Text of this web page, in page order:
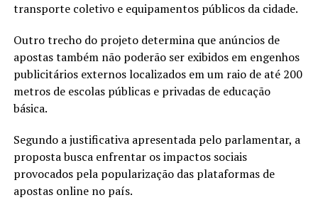
transporte coletivo e equipamentos públicos da cidade.
Outro trecho do projeto determina que anúncios de
apostas também não poderão ser exibidos em engenhos
publicitários externos localizados em um raio de até 200
metros de escolas públicas e privadas de educação
básica.
Segundo a justificativa apresentada pelo parlamentar, a
proposta busca enfrentar os impactos sociais
provocados pela popularização das plataformas de
apostas online no país.